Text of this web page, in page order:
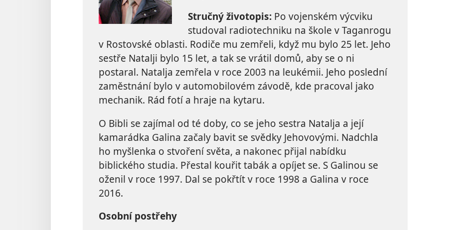
Stručný životopis: Po vojenském výcviku
studoval radiotechniku na škole v Taganrogu
v Rostovské oblasti. Rodiče mu zemřeli, když mu bylo 25 let. Jeho
sestře Natalji bylo 15 let, a tak se vrátil domů, aby se o ni
postaral. Natalja zemřela v roce 2003 na leukémii. Jeho poslední
zaměstnání bylo v automobilovém závodě, kde pracoval jako
mechanik. Rád fotí a hraje na kytaru.
O Bibli se zajímal od té doby, co se jeho sestra Natalja a její
kamarádka Galina začaly bavit se svědky Jehovovými. Nadchla
ho myšlenka o stvoření světa, a nakonec přijal nabídku
biblického studia. Přestal kouřit tabák a opíjet se. S Galinou se
oženil v roce 1997. Dal se pokřtít v roce 1998 a Galina v roce
2016.
Osobní postřehy